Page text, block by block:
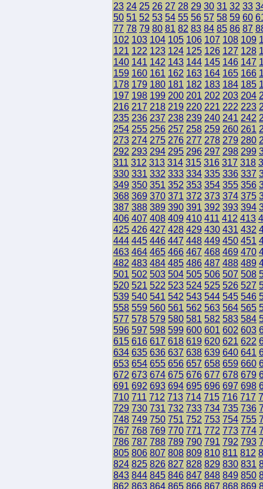
23 24 25 26 27 28 29 30 31 32 33
50 51 52 53 54 55 56 57 58 59 60
77 78 79 80 81 82 83 84 85 86 87
102 103 104 105 106 107 108 109
121 122 123 124 125 126 127 128
140 141 142 143 144 145 146 147
159 160 161 162 163 164 165 166
178 179 180 181 182 183 184 185
197 198 199 200 201 202 203 204
216 217 218 219 220 221 222 223
235 236 237 238 239 240 241 242
254 255 256 257 258 259 260 261
273 274 275 276 277 278 279 280
292 293 294 295 296 297 298 299
311 312 313 314 315 316 317 318
330 331 332 333 334 335 336 337
349 350 351 352 353 354 355 356
368 369 370 371 372 373 374 375
387 388 389 390 391 392 393 394
406 407 408 409 410 411 412 413
425 426 427 428 429 430 431 432
444 445 446 447 448 449 450 451
463 464 465 466 467 468 469 470
482 483 484 485 486 487 488 489
501 502 503 504 505 506 507 508
520 521 522 523 524 525 526 527
539 540 541 542 543 544 545 546
558 559 560 561 562 563 564 565
577 578 579 580 581 582 583 584
596 597 598 599 600 601 602 603
615 616 617 618 619 620 621 622
634 635 636 637 638 639 640 641
653 654 655 656 657 658 659 660
672 673 674 675 676 677 678 679
691 692 693 694 695 696 697 698
710 711 712 713 714 715 716 717
729 730 731 732 733 734 735 736
748 749 750 751 752 753 754 755
767 768 769 770 771 772 773 774
786 787 788 789 790 791 792 793
805 806 807 808 809 810 811 812
824 825 826 827 828 829 830 831
843 844 845 846 847 848 849 850
862 863 864 865 866 867 868 869